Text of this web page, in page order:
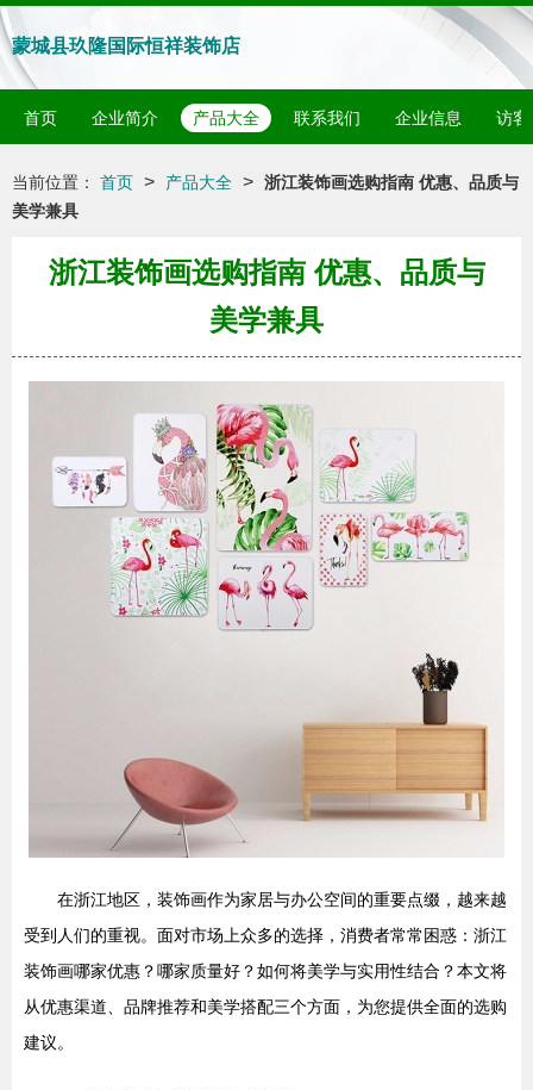
蒙城县玖隆国际恒祥装饰店
首页 企业简介 产品大全 联系我们 企业信息 访客
当前位置： 首页 > 产品大全 > 浙江装饰画选购指南 优惠、品质与
美学兼具
浙江装饰画选购指南 优惠、品质与
美学兼具
在浙江地区，装饰画作为家居与办公空间的重要点缀，越来越
受到人们的重视。面对市场上众多的选择，消费者常常困惑：浙江
装饰画哪家优惠？哪家质量好？如何将美学与实用性结合？本文将
从优惠渠道、品牌推荐和美学搭配三个方面，为您提供全面的选购
建议。